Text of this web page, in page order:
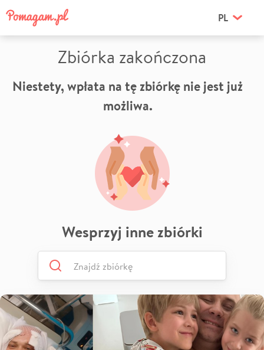
PL
Zbiórka zakończona
Niestety, wpłata na tę zbiórkę nie jest już
możliwa.
Wesprzyj inne zbiórki